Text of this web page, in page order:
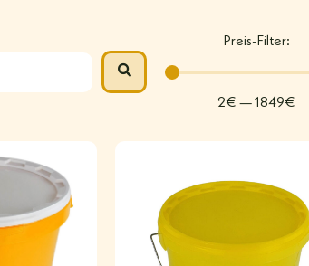
Preis-Filter:
2€ —1849€